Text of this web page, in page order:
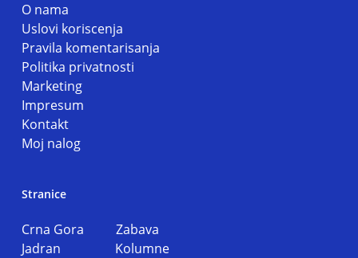
O nama
Uslovi koriscenja
Pravila komentarisanja
Politika privatnosti
Marketing
Impresum
Kontakt
Moj nalog
Stranice
Crna Gora Zabava
Jadran Kolumne